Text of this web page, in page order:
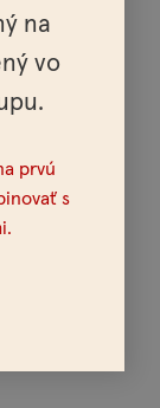
na
vo
prvú
s